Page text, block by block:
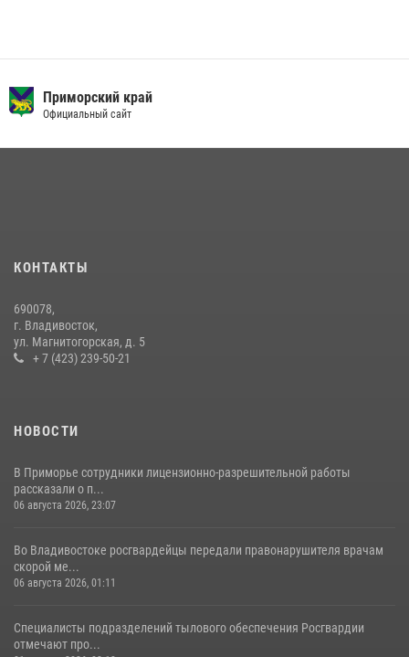
09 июля 2026, 06:08 2
08 июля 2026, 07:52
действия постояльца гостиницы
16 июля 2026, 01:13
Приморский край
Официальный сайт
КОНТАКТЫ
690078,
г. Владивосток,
ул. Магнитогорская, д. 5
+ 7 (423) 239-50-21
НОВОСТИ
В Приморье сотрудники лицензионно-разрешительной работы
рассказали о п...
06 августа 2026, 23:07
Во Владивостоке росгвардейцы передали правонарушителя врачам
скорой ме...
06 августа 2026, 01:11
Специалисты подразделений тылового обеспечения Росгвардии
отмечают про...